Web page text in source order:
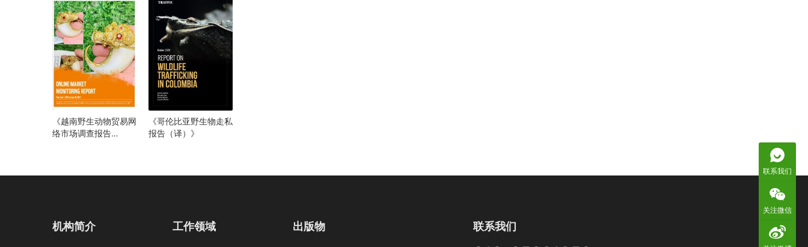
《越南野生动物贸易网
络市场调查报告
《哥伦比亚野生物走私
报告（译）》
机构简介 工作领域 出版物 联系我们
联系我们
关注微信